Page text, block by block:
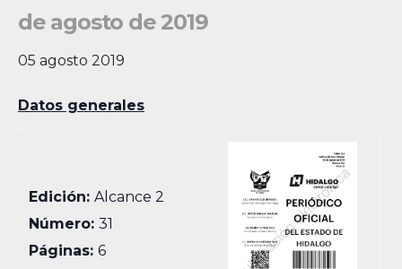
de agosto de 2019
05 agosto 2019
Datos generales
Edición:Alcance 2
Número:31
Páginas:6